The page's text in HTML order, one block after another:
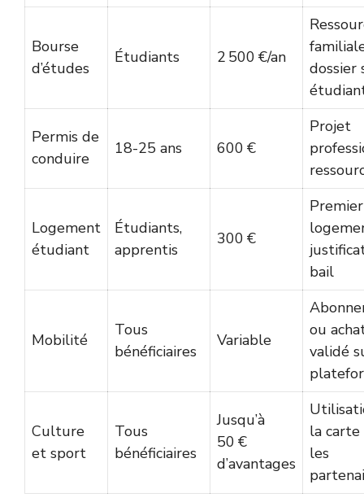
Bourse
d’études
Étudiants 2 500 €/an
dossier
Permis de
conduire
18-25 ans 600 €
Projet
Logement
étudiant
Étudiants,
apprentis
300 €
Premier
bail
Mobilité
Tous
bénéficiaires
Variable
ou
validé
Culture
et sport
Tous
bénéficiaires
Jusqu’à
50 €
d’avantages
la carte
les